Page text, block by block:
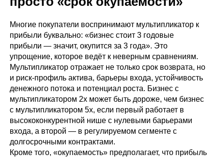
Многие покупатели воспринимают мультипликатор к
прибыли буквально: «бизнес стоит 3 годовые
прибыли — значит, окупится за 3 года». Это
упрощение, которое ведёт к неверным сравнениям.
Мультипликатор отражает не только срок возврата, но
и риск-профиль актива, барьеры входа, устойчивость
денежного потока и потенциал роста. Бизнес с
мультипликатором 2x может быть дороже, чем бизнес
с мультипликатором 5x, если первый работает в
высококонкурентной нише с нулевыми барьерами
входа, а второй — в регулируемом сегменте с
долгосрочными контрактами.
Кроме того, «окупаемость» предполагает, что прибыль